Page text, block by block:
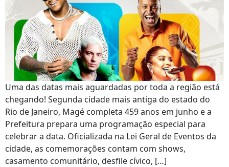
Uma das datas mais aguardadas por toda a região está
chegando! Segunda cidade mais antiga do estado do
Rio de Janeiro, Magé completa 459 anos em junho e a
Prefeitura prepara uma programação especial para
celebrar a data. Oficializada na Lei Geral de Eventos da
cidade, as comemorações contam com shows,
casamento comunitário, desfile cívico, […]